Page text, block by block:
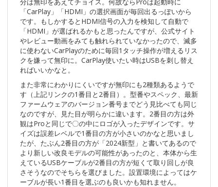
「CarPlay」「HDMI」の選択画面が毎回出るっぽいから
です。もしかするとHDMI信号の入力を検知して自動で
「HDMI」が選ばれるかもと思ったんですが、公式サイト
やレビュー動画をみても触れられていなかったので、滅多
に使わないCarPlayのために毎回1タッチ操作が増えるリス
クを嫌って無印に。CarPlay使いたい時はUSBを刺し替え
ればいいかなと。
また非常にわかりにくいですが無印にも2種類あるようで
す（上記リンクの1番目と2番目）。型番やスペック、最新
ファームウェアのバージョン番号までどう見比べても同じ
なのですが、見た目が明らかに違います。2番目の方は外
観はProと同じで〇の中にロゴが入ったデザインです。サ
イズは誤差レベルで1番目の方が小さいのかなと思いまし
たが、たぶん2番目の方が「2024新型」と書いてあるので
より新しい改良モデルの可能性があったのと、本体から生
えているUSBケーブルが2番目の方が短くて取り回しが良
さそうなのでそちらを選びました。設置環境によってはケ
ーブルが長い1番目を選ぶのも良いかも知れません。